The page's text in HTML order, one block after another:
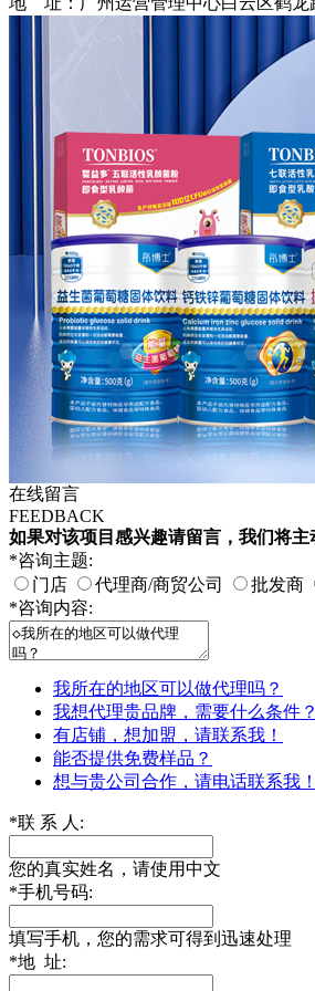
在线留言
FEEDBACK
如果对该项目感兴趣请留言 ，我们将
*咨询主题:
门店
代理商/商贸公司 批发商
*咨询内容:
我所在的地区可以做代理吗？
我想代理贵品牌，需要什么条件？
有店铺，想加盟，请联系我！
能否提供免费样品？
想与贵公司合作，请电话联系我！
*联 系 人:
您的真实姓名，请使用中文
*手机号码:
填写手机，您的需求可得到迅速处理
*地 址: